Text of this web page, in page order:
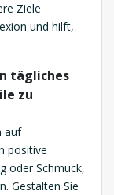
Ziele
und hilft,
tägliches
zu
auf
positive
oder Schmuck,
Gestalten Sie